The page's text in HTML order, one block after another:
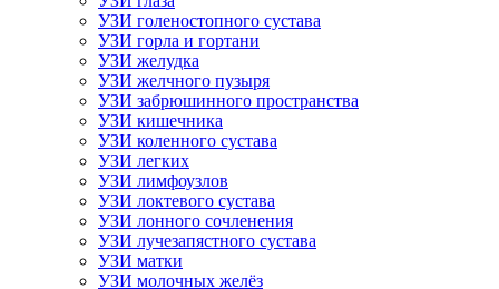
УЗИ голеностопного сустава
УЗИ горла и гортани
УЗИ желудка
УЗИ желчного пузыря
УЗИ забрюшинного пространства
УЗИ кишечника
УЗИ коленного сустава
УЗИ легких
УЗИ лимфоузлов
УЗИ локтевого сустава
УЗИ лонного сочленения
УЗИ лучезапястного сустава
УЗИ матки
УЗИ молочных желёз